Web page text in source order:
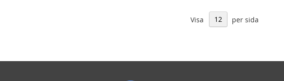
Visa per sida